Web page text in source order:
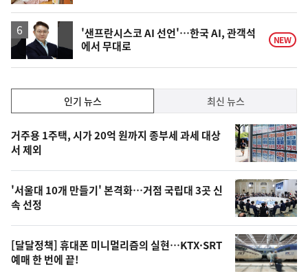
'샌프란시스코 AI 선언'…한국 AI, 관객석
에서 무대로
NEW
인
기,
최
신,
오
늘
의
영
상
인기 뉴스 최신 뉴스
인
기
뉴
스
거주용 1주택, 시가 20억 원까지 종부세 과세 대상
서 제외
'서울대 10개 만들기' 본격화…거점 국립대 3곳 신
속 선정
[달달정책] 휴대폰 미니멀리즘의 실현…KTX·SRT
예매 한 번에 끝!